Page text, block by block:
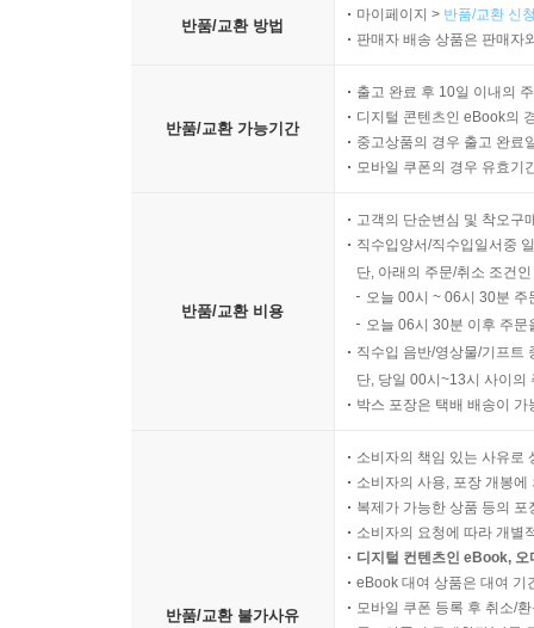
반품/교환 방법
마이페이지 > 반품/교환 신
판매자 배송 상품은 판매자
반품/교환 가능기간
출고 완료 후 10일 이내의
디지털 콘텐츠인 eBook의
중고상품의 경우 출고 완료
모바일 쿠폰의 경우 유효기
반품/교환 비용
고객의 단순변심 및 착오구
직수입양서/직수입일서중
단, 아래의 주문/취소 조건
오늘 00시 ~ 06시 30분
오늘 06시 30분 이후 주
직수입 음반/영상물/기프트
단, 당일 00시~13시 사이의
박스 포장은 택배 배송이
반품/교환 불가사유
소비자의 책임 있는 사유로
소비자의 사용, 포장 개봉
복제가 가능한 상품 등의
소비자의 요청에 따라 개별
디지털 컨텐츠인 eBook,
eBook 대여 상품은 대여 기
모바일 쿠폰 등록 후 취소/